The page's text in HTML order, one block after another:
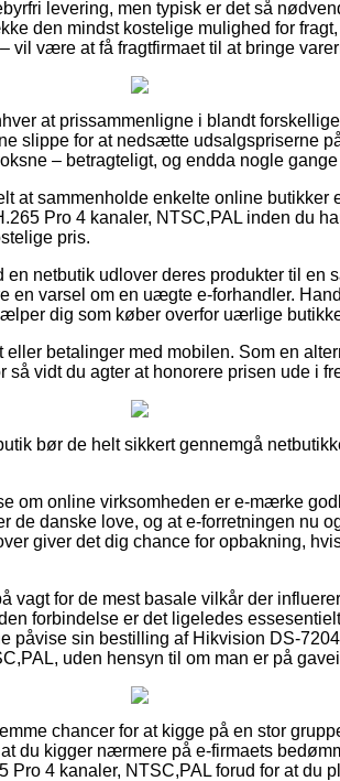
levering, men typisk er det så
den mindst kostelige mulighed for
være at få fragtfirmaet til at bringe
at prissammenligne i blandt
slippe for at nedsætte udsalgspriserne
– betragteligt, og endda nogle
at sammenholde enkelte online butikker
Pro 4 kanaler, NTSC,PAL inden du
pris.
netbutik udlover deres produkter til en
en varsel om en uægte e-forhandler.
dig som køber overfor uærlige
betalinger med mobilen. Som en
vidt du agter at honorere prisen ude i
bør de helt sikkert gennemgå
om online virksomheden er e-mærke
de danske love, og at e-forretningen nu
giver det dig chance for opbakning,
vagt for de mest basale vilkår der
forbindelse er det ligeledes
påvise sin bestilling af Hikvision DS-
uden hensyn til om man er på
chancer for at kigge på en stor
du kigger nærmere på e-firmaets
Pro 4 kanaler, NTSC,PAL forud for at du